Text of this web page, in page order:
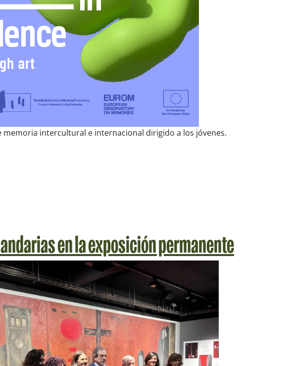
memoria intercultural e internacional dirigido a los jóvenes.
en la exposición permanente